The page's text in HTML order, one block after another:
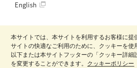
English
日清製粉グループ
本サイトでは、本サイトを利用するお客様に提
サイトの快適なご利用のために、クッキーを使
以下または本サイトフッターの「クッキー詳細
を変更することができます。 クッキーポリシー